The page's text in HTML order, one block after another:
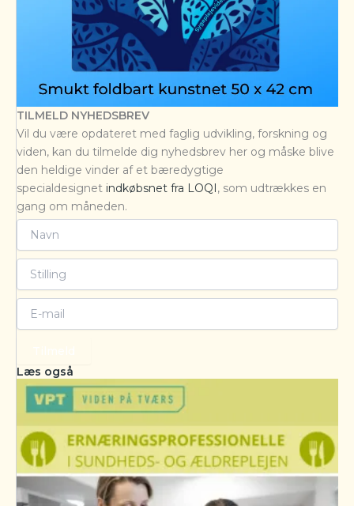
TILMELD NYHEDSBREV
Vil du være opdateret med faglig udvikling, forskning og
viden, kan du tilmelde dig nyhedsbrev her og måske blive
den heldige vinder af et bæredygtige
specialdesignet indkøbsnet fra LOQI, som udtrækkes en
gang om måneden.
Læs også